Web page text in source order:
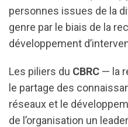
personnes issues de la
genre par le biais de la
développement
Les piliers du CBRC — la
le partage des
réseaux et le
de l’organisation un